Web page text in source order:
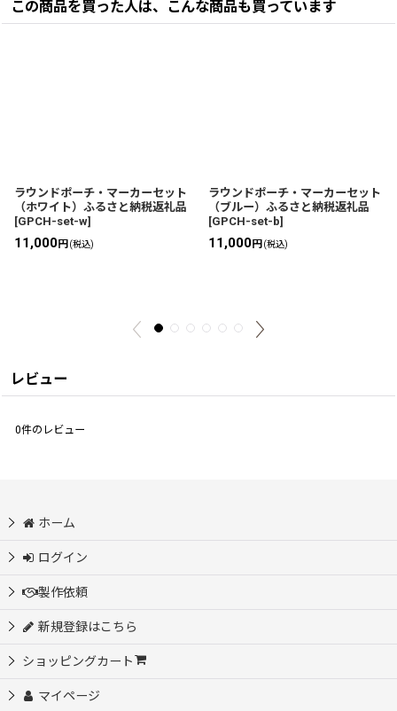
この商品を買った人は、こんな商品も買っています
ラウンドポーチ・マーカーセット
（ホワイト）ふるさと納税返礼品
[GPCH-set-w]
11,000円(税込)
ラウンドポーチ・マーカーセット
（ブルー）ふるさと納税返礼品
[GPCH-set-b]
11,000円(税込)
レビュー
0件のレビュー
ホーム
ログイン
製作依頼
新規登録はこちら
ショッピングカート
マイページ